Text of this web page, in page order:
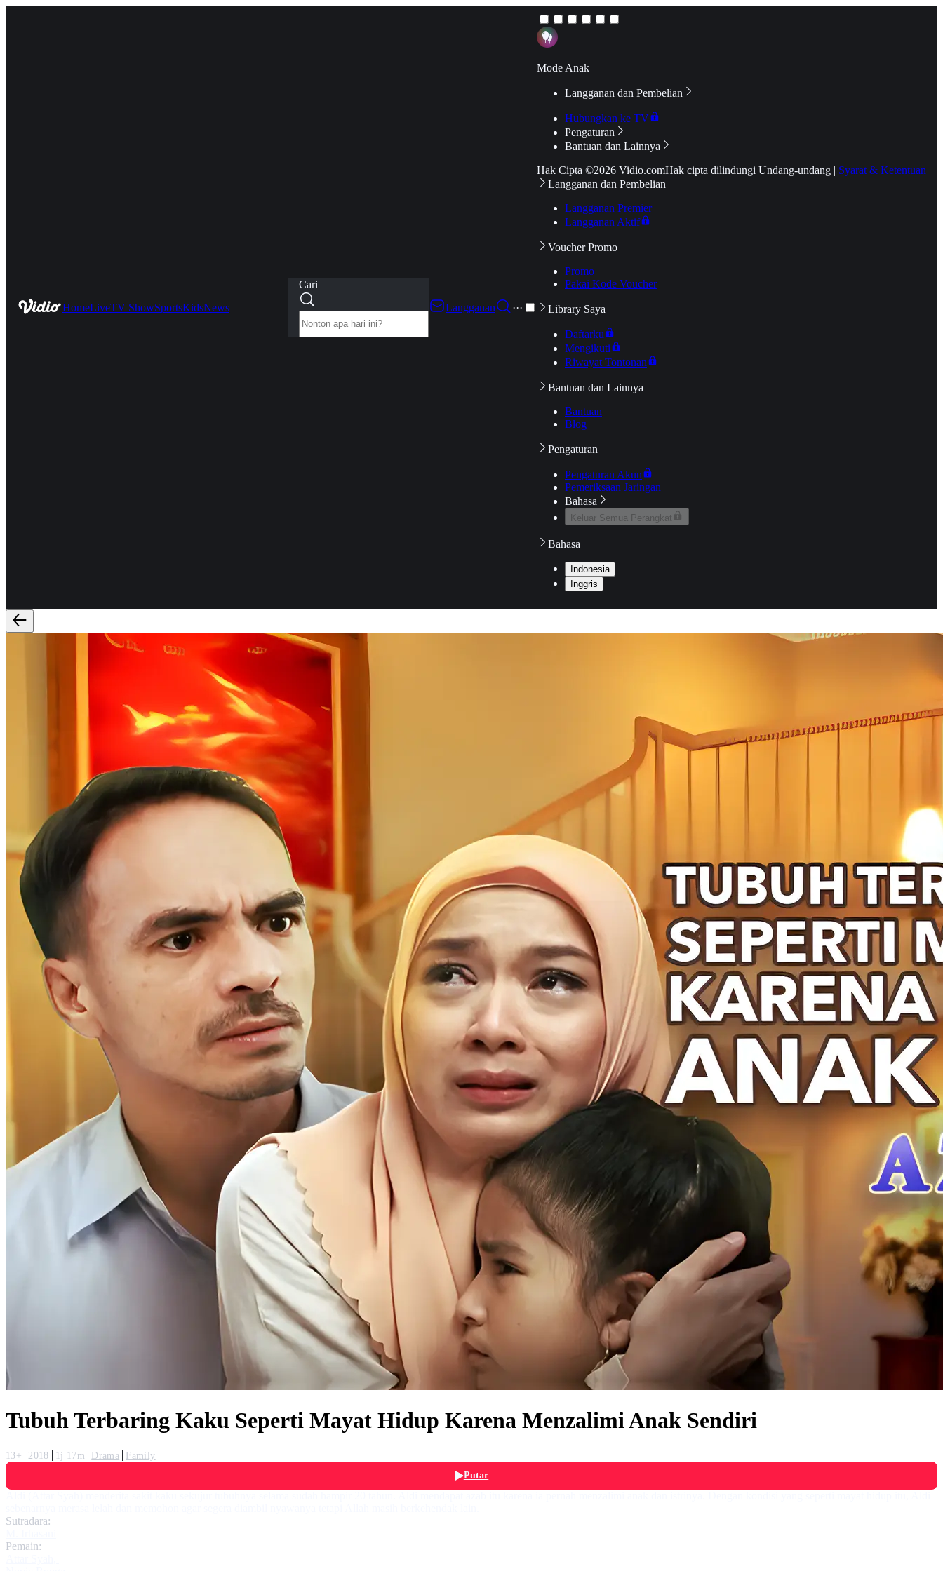
HomeLiveTV ShowSportsKidsNews
Cari
Langganan
···
Mode Anak
Langganan dan Pembelian
Hubungkan ke TV
Pengaturan
Bantuan dan Lainnya
Hak Cipta ©2026 Vidio.comHak cipta dilindungi Undang-undang | Syarat & Ketentuan
Langganan dan Pembelian
Langganan Premier
Langganan Aktif
Voucher Promo
Promo
Pakai Kode Voucher
Library Saya
Daftarku
Mengikuti
Riwayat Tontonan
Bantuan dan Lainnya
Bantuan
Blog
Pengaturan
Pengaturan Akun
Pemeriksaan Jaringan
Bahasa
Keluar Semua Perangkat
Bahasa
Indonesia
Inggris
Tubuh Terbaring Kaku Seperti Mayat Hidup Karena Menzalimi Anak Sendiri
13+ 2018 1j 17m Drama
Family
Putar
Sutradara:
Pemain: